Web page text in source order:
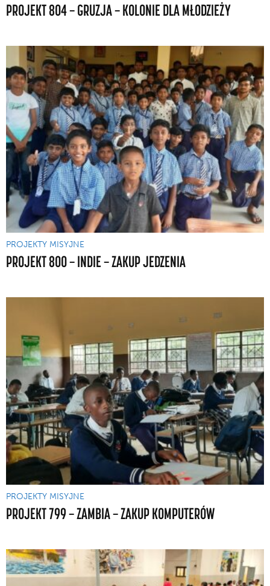
PROJEKT 804 — GRUZJA — KOLONIE DLA MŁODZIEŻY
PROJEKTY MISYJNE
PROJEKT 800 — INDIE — ZAKUP JEDZENIA
PROJEKTY MISYJNE
PROJEKT 799 — ZAMBIA — ZAKUP KOMPUTERÓW